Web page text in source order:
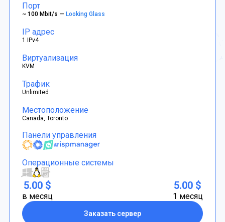
Порт
~ 100 Mbit/s —Looking Glass
IP адрес
1 IPv4
Виртуализация
KVM
Трафик
Unlimited
Местоположение
Canada, Toronto
Панели управления
Операционные системы
5.00 $
в месяц
Заказать сервер
5.00 $
1 месяц